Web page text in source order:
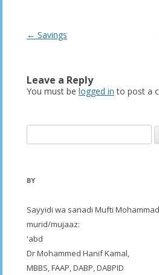
Post
← Savings
Leave a Reply
You must be logged in to post a
for:
BY
Sayyidi wa sanadi Mufti
murid/mujaaz:
'abd
Dr Mohammed Hanif Kamal,
MBBS, FAAP, DABP, DABPID